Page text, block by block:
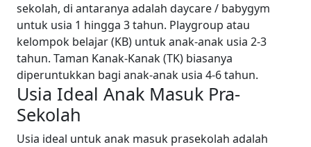
sekolah, di antaranya adalah daycare / babygym
untuk usia 1 hingga 3 tahun. Playgroup atau
kelompok belajar (KB) untuk anak-anak usia 2-3
tahun. Taman Kanak-Kanak (TK) biasanya
diperuntukkan bagi anak-anak usia 4-6 tahun.
Usia Ideal Anak Masuk Pra-
Sekolah
Usia ideal untuk anak masuk prasekolah adalah